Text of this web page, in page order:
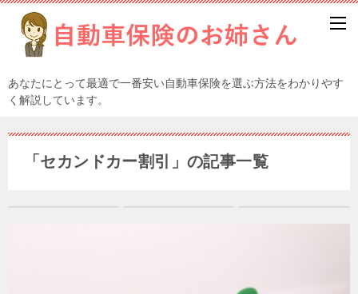
あなたにとって最適で一番安い自動車保険を選ぶ方法をわかりやす
く解説しています。
「セカンドカー割引」の記事一覧